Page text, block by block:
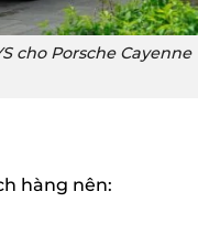
cho Porsche Cayenne
hàng nên: